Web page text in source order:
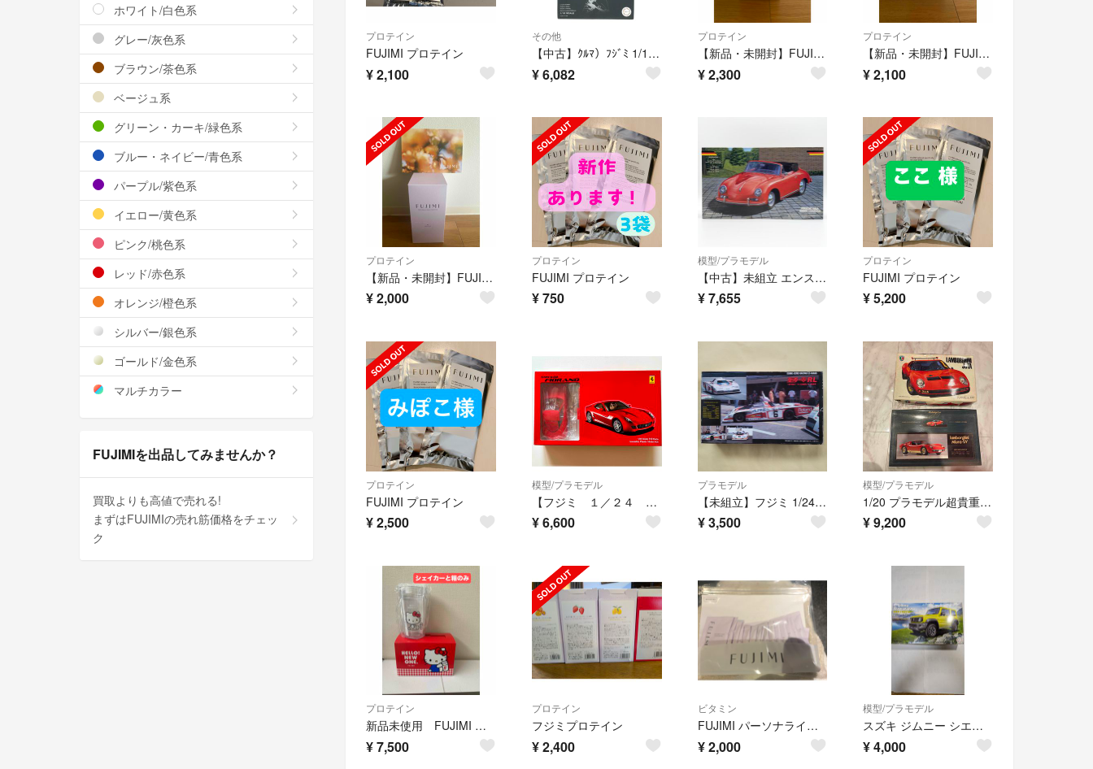
プロテイン
FUJIMI プロテイン
¥2,100
その他
【中古】ｸﾙﾏ）ﾌｼﾞﾐ 1/12 ﾊﾞﾄﾙﾎｯﾊﾟｰ 未組立品 仮面ﾗｲﾀﾞｰBLACK 50th[13][240013259697]
¥6,082
プロテイン
【新品・未開封】FUJIMI リッチストロベリーミルク風味
¥2,300
プロテイン
【新品・未開封】FUJIMI コーンクリーム風味
¥2,100
プロテイン
【新品・未開封】FUJIMI エクストラ抹茶ミルク風味
¥2,000
プロテイン
FUJIMI プロテイン
¥750
模型/プラモデル
【中古】未組立 エンスージアストシリーズ No.023 1/24 ポルシェ 356A カレラ ガブリオレ フジミ模型 FUJIMI[17][240017653046]
¥7,655
プロテイン
FUJIMI プロテイン
¥5,200
プロテイン
FUJIMI プロテイン
¥2,500
模型/プラモデル
【フジミ １／２４ フェラーリ５９９】GTB フイオラノ 未組立 プラモデル
¥6,600
プラモデル
【未組立】フジミ 1/24 童夢-零RL 1979年ルマン24時間レース出場車
¥3,500
模型/プラモデル
1/20 プラモデル超貴重！フジミ ランボルギーニミウラ イオタ セット
¥9,200
プロテイン
新品未使用 FUJIMI プロテイン ハローキティコラボシェイカー
¥7,500
プロテイン
フジミプロテイン
¥2,400
ビタミン
FUJIMI パーソナライズサプリメント 18包
¥2,000
模型/プラモデル
スズキ ジムニー シエラ JB74 フジミ 1/24
¥4,000
ホワイト/白色系
グレー/灰色系
ブラウン/茶色系
ベージュ系
グリーン・カーキ/緑色系
ブルー・ネイビー/青色系
パープル/紫色系
イエロー/黄色系
ピンク/桃色系
レッド/赤色系
オレンジ/橙色系
シルバー/銀色系
ゴールド/金色系
マルチカラー
FUJIMIを出品してみませんか？
買取よりも高値で売れる!
まずはFUJIMIの売れ筋価格をチェッ
ク